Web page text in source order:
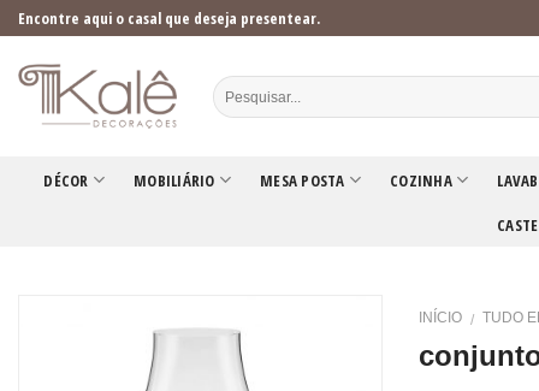
Skip
to
content
Encontre aqui o casal que deseja presentear.
DÉCOR MOBILIÁRIO MESA POSTA COZINHA
INÍCIO / TUDO